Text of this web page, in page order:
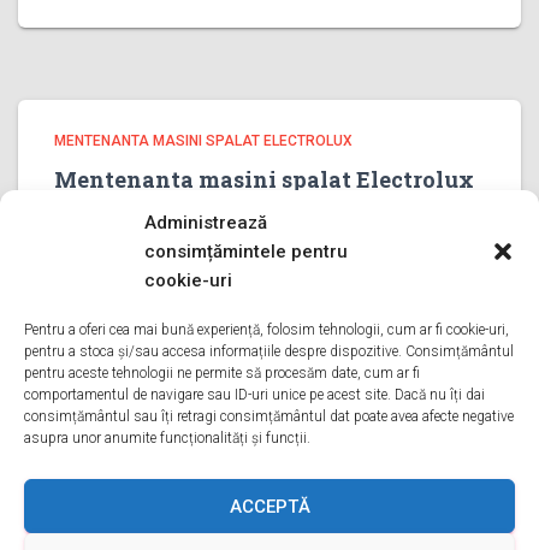
Administrează
consimțămintele pentru
cookie-uri
Pentru a oferi cea mai bună experiență, folosim tehnologii, cum ar fi cookie-uri,
pentru a stoca și/sau accesa informațiile despre dispozitive. Consimțământul
pentru aceste tehnologii ne permite să procesăm date, cum ar fi
comportamentul de navigare sau ID-uri unice pe acest site. Dacă nu îți dai
consimțământul sau îți retragi consimțământul dat poate avea afecte negative
asupra unor anumite funcționalități și funcții.
ACCEPTĂ
MENTENANTA MASINI SPALAT ELECTROLUX
Mentenanta masini spalat Electrolux
Mentenanta masini spalat Electrolux ILFOV Bine ati venit
pe pagina noastra de Mentenanta masini spalat
electrolux? Tot ce trebuie sa faceti este sa ne sunati
Citește mai mult
DESPRE NOI SERVICII